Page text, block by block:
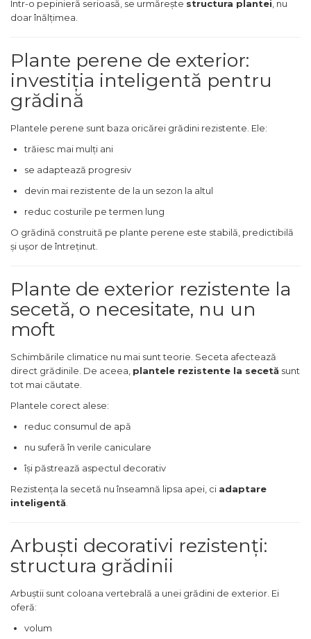
Într-o pepinieră serioasă, se urmărește structura plantei , nu
doar înălțimea.
Plante perene de exterior:
investiția inteligentă pentru
grădină
Plantele perene sunt baza oricărei grădini rezistente. Ele:
trăiesc mai mulți ani
se adaptează progresiv
devin mai rezistente de la un sezon la altul
reduc costurile pe termen lung
O grădină construită pe plante perene este stabilă, predictibilă
și ușor de întreținut.
Plante de exterior rezistente la
secetă, o necesitate, nu un
moft
Schimbările climatice nu mai sunt teorie. Seceta afectează
direct grădinile. De aceea, plantele rezistente la secetă sunt
tot mai căutate.
Plantele corect alese:
reduc consumul de apă
nu suferă în verile caniculare
își păstrează aspectul decorativ
Rezistența la secetă nu înseamnă lipsa apei, ci adaptare
inteligentă
Arbuști decorativi rezistenți:
structura grădinii
Arbuștii sunt coloana vertebrală a unei grădini de exterior. Ei
oferă:
volum